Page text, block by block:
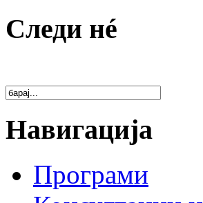
Следи нé
Навигација
Програми